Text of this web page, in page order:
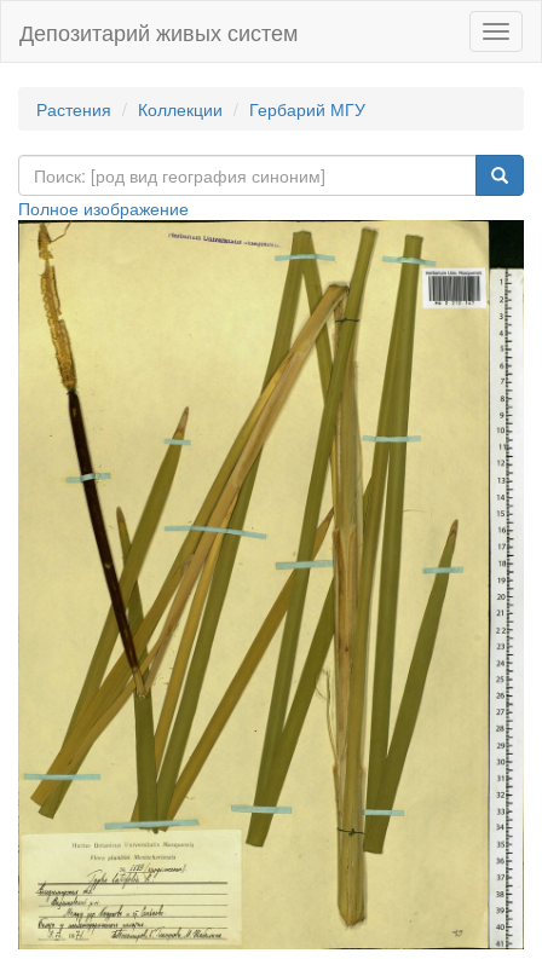
Депозитарий живых систем
Растения Коллекции Гербарий МГУ
Полное изображение